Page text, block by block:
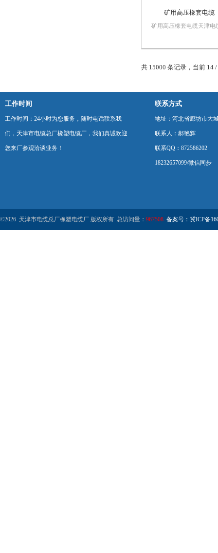
矿用高压橡套电缆
矿用高压橡套电缆天津电
客户提供质优价廉的产品
共 15000 条记录，当前 14
工作时间
工作时间：24小时为您服务，随时电话联系我
们，天津市电缆总厂橡塑电缆厂，我们真诚欢迎
您来厂参观洽谈业务！
联系方式
地址：河北省廊坊市大
联系人：郝艳辉
联系QQ：872586202
18232657099/微信同步
©2026 天津市电缆总厂橡塑电缆厂 版权所有 总访问量： 967508 备案号：冀ICP备